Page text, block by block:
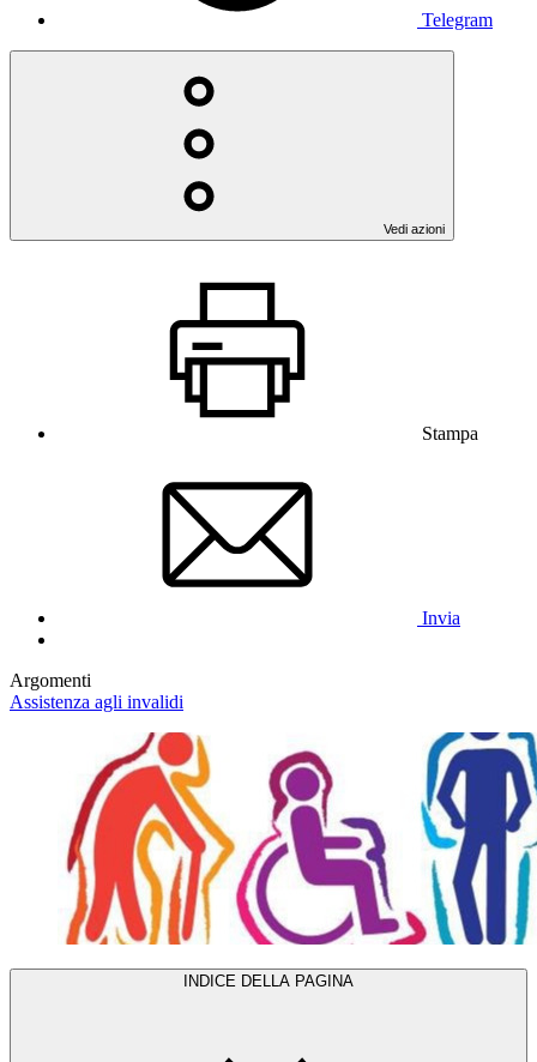
Telegram
Vedi azioni
Stampa
Invia
Argomenti
Assistenza agli invalidi
INDICE DELLA PAGINA